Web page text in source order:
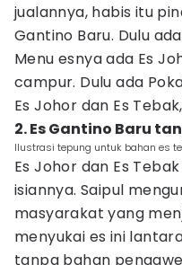
jualannya, habis itu
Gantino Baru. Dulu
Menu esnya ada Es
campur. Dulu ada
Es Johor dan Es
2. Es Gantino Baru
Ilustrasi tepung untuk bahan es
Es Johor dan Es
isiannya. Saipul
masyarakat yang
menyukai es ini
tanpa bahan